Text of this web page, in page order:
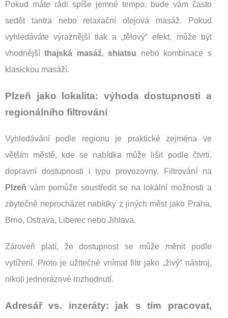
Pokud máte rádi spíše jemné tempo, bude vám často
sedět tantra nebo relaxační olejová masáž. Pokud
vyhledáváte výraznější tlak a „tělový“ efekt, může být
vhodnějšíthajská masáž,shiatsu nebo kombinace s
klasickou masáží.
Plzeň jako lokalita: výhoda dostupnosti a
regionálního filtrování
Vyhledávání podle regionu je praktické zejména ve
větším městě, kde se nabídka může lišit podle čtvrti,
dopravní dostupnosti i typu provozovny. Filtrování na
Plzeň vám pomůže soustředit se na lokální možnosti a
zbytečně neprocházet nabídky z jiných měst jako Praha,
Brno, Ostrava, Liberec nebo Jihlava.
Zároveň platí, že dostupnost se může měnit podle
vytížení. Proto je užitečné vnímat filtr jako „živý“ nástroj,
nikoli jednorázové rozhodnutí.
Adresář vs. inzeráty: jak s tím pracovat,